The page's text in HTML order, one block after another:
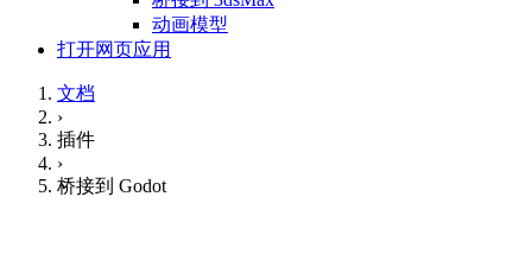
动画模型
打开网页应用
文档
›
插件
›
桥接到 Godot